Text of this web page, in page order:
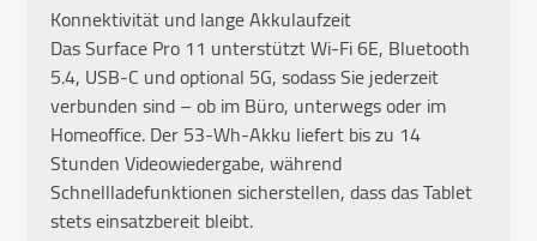
Konnektivität und lange Akkulaufzeit
Das Surface Pro 11 unterstützt Wi-Fi 6E, Bluetooth
5.4, USB-C und optional 5G, sodass Sie jederzeit
verbunden sind – ob im Büro, unterwegs oder im
Homeoffice. Der 53-Wh-Akku liefert bis zu 14
Stunden Videowiedergabe, während
Schnellladefunktionen sicherstellen, dass das Tablet
stets einsatzbereit bleibt.